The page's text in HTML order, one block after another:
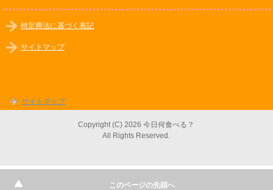
特定商法に基づく表記
サイトマップ
サイトマップ
Copyright (C) 2026 今日何食べる？
All Rights Reserved.
このページの先頭へ